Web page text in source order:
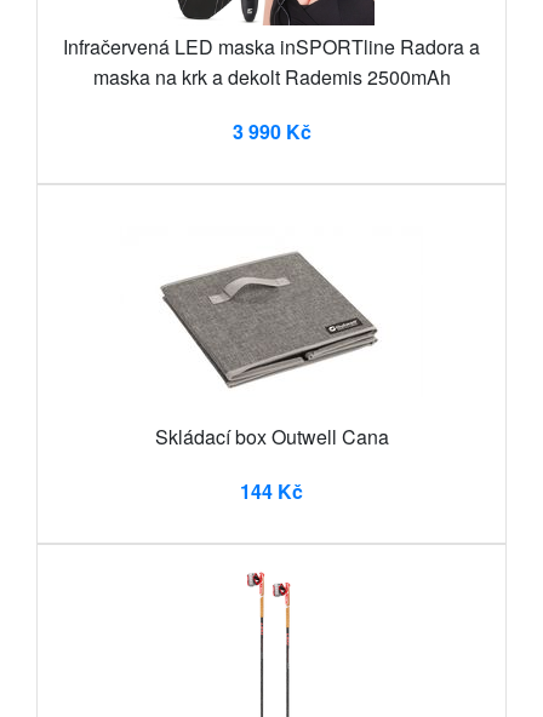
Infračervená LED maska inSPORTline Radora a
maska na krk a dekolt Rademis 2500mAh
3 990 Kč
Skládací box Outwell Cana
144 Kč